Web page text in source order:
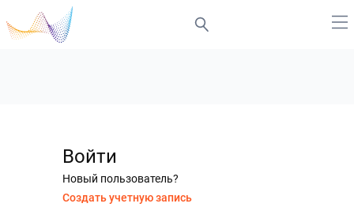
Войти
Новый пользователь?
Создать учетную запись